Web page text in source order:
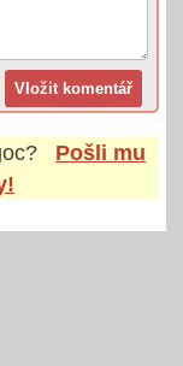
?
Pošli mu